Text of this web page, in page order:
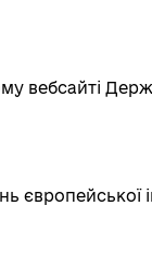
вебсайті